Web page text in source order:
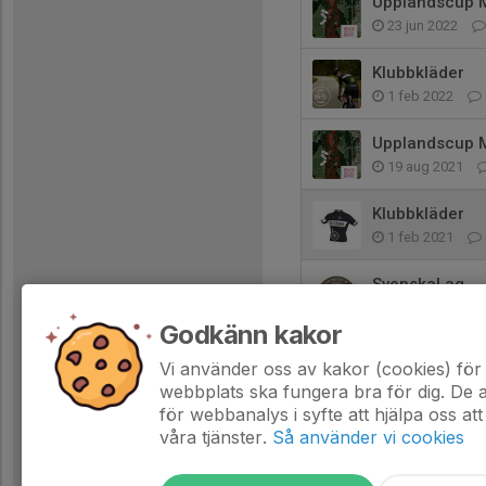
23 jun 2022
Klubbkläder
1 feb 2022
Upplandscup
19 aug 2021
Klubbkläder
1 feb 2021
SvenskaLag
11 jun 2018
Godkänn kakor
Vi använder oss av kakor (cookies)
webbplats ska fungera bra för dig. De
för webbanalys i syfte att hjälpa oss
våra tjänster. Så använder vi cookies